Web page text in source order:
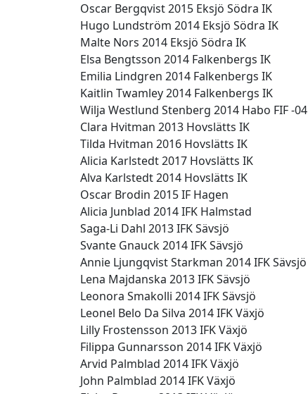
Oscar Bergqvist 2015 Eksjö Södra IK
Hugo Lundström 2014 Eksjö Södra IK
Malte Nors 2014 Eksjö Södra IK
Elsa Bengtsson 2014 Falkenbergs IK
Emilia Lindgren 2014 Falkenbergs IK
Kaitlin Twamley 2014 Falkenbergs IK
Wilja Westlund Stenberg 2014 Habo FIF -04
Clara Hvitman 2013 Hovslätts IK
Tilda Hvitman 2016 Hovslätts IK
Alicia Karlstedt 2017 Hovslätts IK
Alva Karlstedt 2014 Hovslätts IK
Oscar Brodin 2015 IF Hagen
Alicia Junblad 2014 IFK Halmstad
Saga-Li Dahl 2013 IFK Sävsjö
Svante Gnauck 2014 IFK Sävsjö
Annie Ljungqvist Starkman 2014 IFK Sävsjö
Lena Majdanska 2013 IFK Sävsjö
Leonora Smakolli 2014 IFK Sävsjö
Leonel Belo Da Silva 2014 IFK Växjö
Lilly Frostensson 2013 IFK Växjö
Filippa Gunnarsson 2014 IFK Växjö
Arvid Palmblad 2014 IFK Växjö
John Palmblad 2014 IFK Växjö